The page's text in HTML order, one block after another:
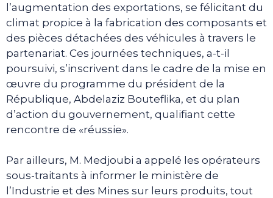
l’augmentation des exportations, se félicitant du
climat propice à la fabrication des composants et
des pièces détachées des véhicules à travers le
partenariat. Ces journées techniques, a-t-il
poursuivi, s’inscrivent dans le cadre de la mise en
œuvre du programme du président de la
République, Abdelaziz Bouteflika, et du plan
d’action du gouvernement, qualifiant cette
rencontre de «réussie».
Par ailleurs, M. Medjoubi a appelé les opérateurs
sous-traitants à informer le ministère de
l’Industrie et des Mines sur leurs produits, tout